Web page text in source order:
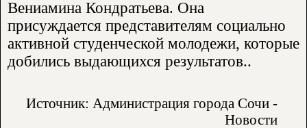
Вениамина Кондратьева. Она
присуждается представителям социально
активной студенческой молодежи, которые
добились выдающихся результатов..
Источник: Администрация города Сочи -
Новости